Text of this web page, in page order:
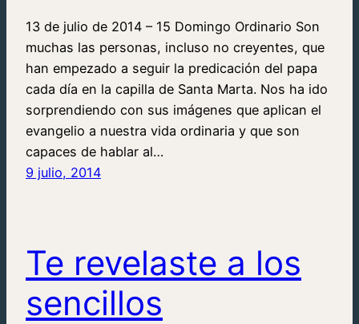
13 de julio de 2014 – 15 Domingo Ordinario Son
muchas las personas, incluso no creyentes, que
han empezado a seguir la predicación del papa
cada día en la capilla de Santa Marta. Nos ha ido
sorprendiendo con sus imágenes que aplican el
evangelio a nuestra vida ordinaria y que son
capaces de hablar al…
9 julio, 2014
Te revelaste a los
sencillos